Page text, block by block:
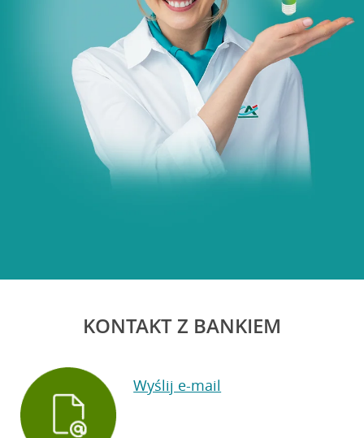
KONTAKT Z BANKIEM
Wyślij e-mail